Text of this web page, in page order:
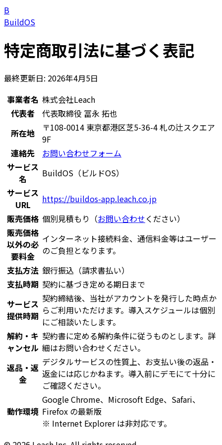
B
BuildOS
特定商取引法に基づく表記
最終更新日: 2026年4月5日
事業者名 株式会社Leach
代表者
代表取締役 冨永 拓也
所在地
〒108-0014 東京都港区芝5-36-4 札の辻スクエア
9F
連絡先
お問い合わせフォーム
サービス
名
BuildOS（ビルドOS）
サービス
URL
https://buildos-app.leach.co.jp
販売価格 個別見積もり（お問い合わせください）
販売価格
以外の必
要料金
インターネット接続料金、通信料金等はユーザー
のご負担となります。
支払方法 銀行振込（請求書払い）
支払時期 契約に基づき定める期日まで
サービス
提供時期
契約締結後、当社がアカウントを発行した時点か
らご利用いただけます。導入スケジュールは個別
にご相談いたします。
解約・キ
ャンセル
契約書に定める解約条件に従うものとします。詳
細はお問い合わせください。
返品・返
金
デジタルサービスの性質上、お支払い後の返品・
返金には応じかねます。導入前にデモにて十分に
ご確認ください。
動作環境
Google Chrome、Microsoft Edge、Safari、
Firefox の最新版
※ Internet Explorer は非対応です。